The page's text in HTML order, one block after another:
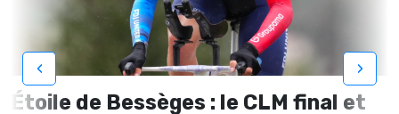
Étoile de Bessèges : le CLM final et
‹ ›